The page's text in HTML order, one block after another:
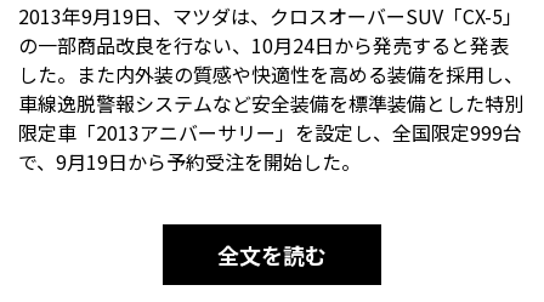
2013年9月19日、マツダは、クロスオーバーSUV「CX-5」
の一部商品改良を行ない、10月24日から発売すると発表
した。また内外装の質感や快適性を高める装備を採用し、
車線逸脱警報システムなど安全装備を標準装備とした特別
限定車「2013アニバーサリー」を設定し、全国限定999台
で、9月19日から予約受注を開始した。
全文を読む